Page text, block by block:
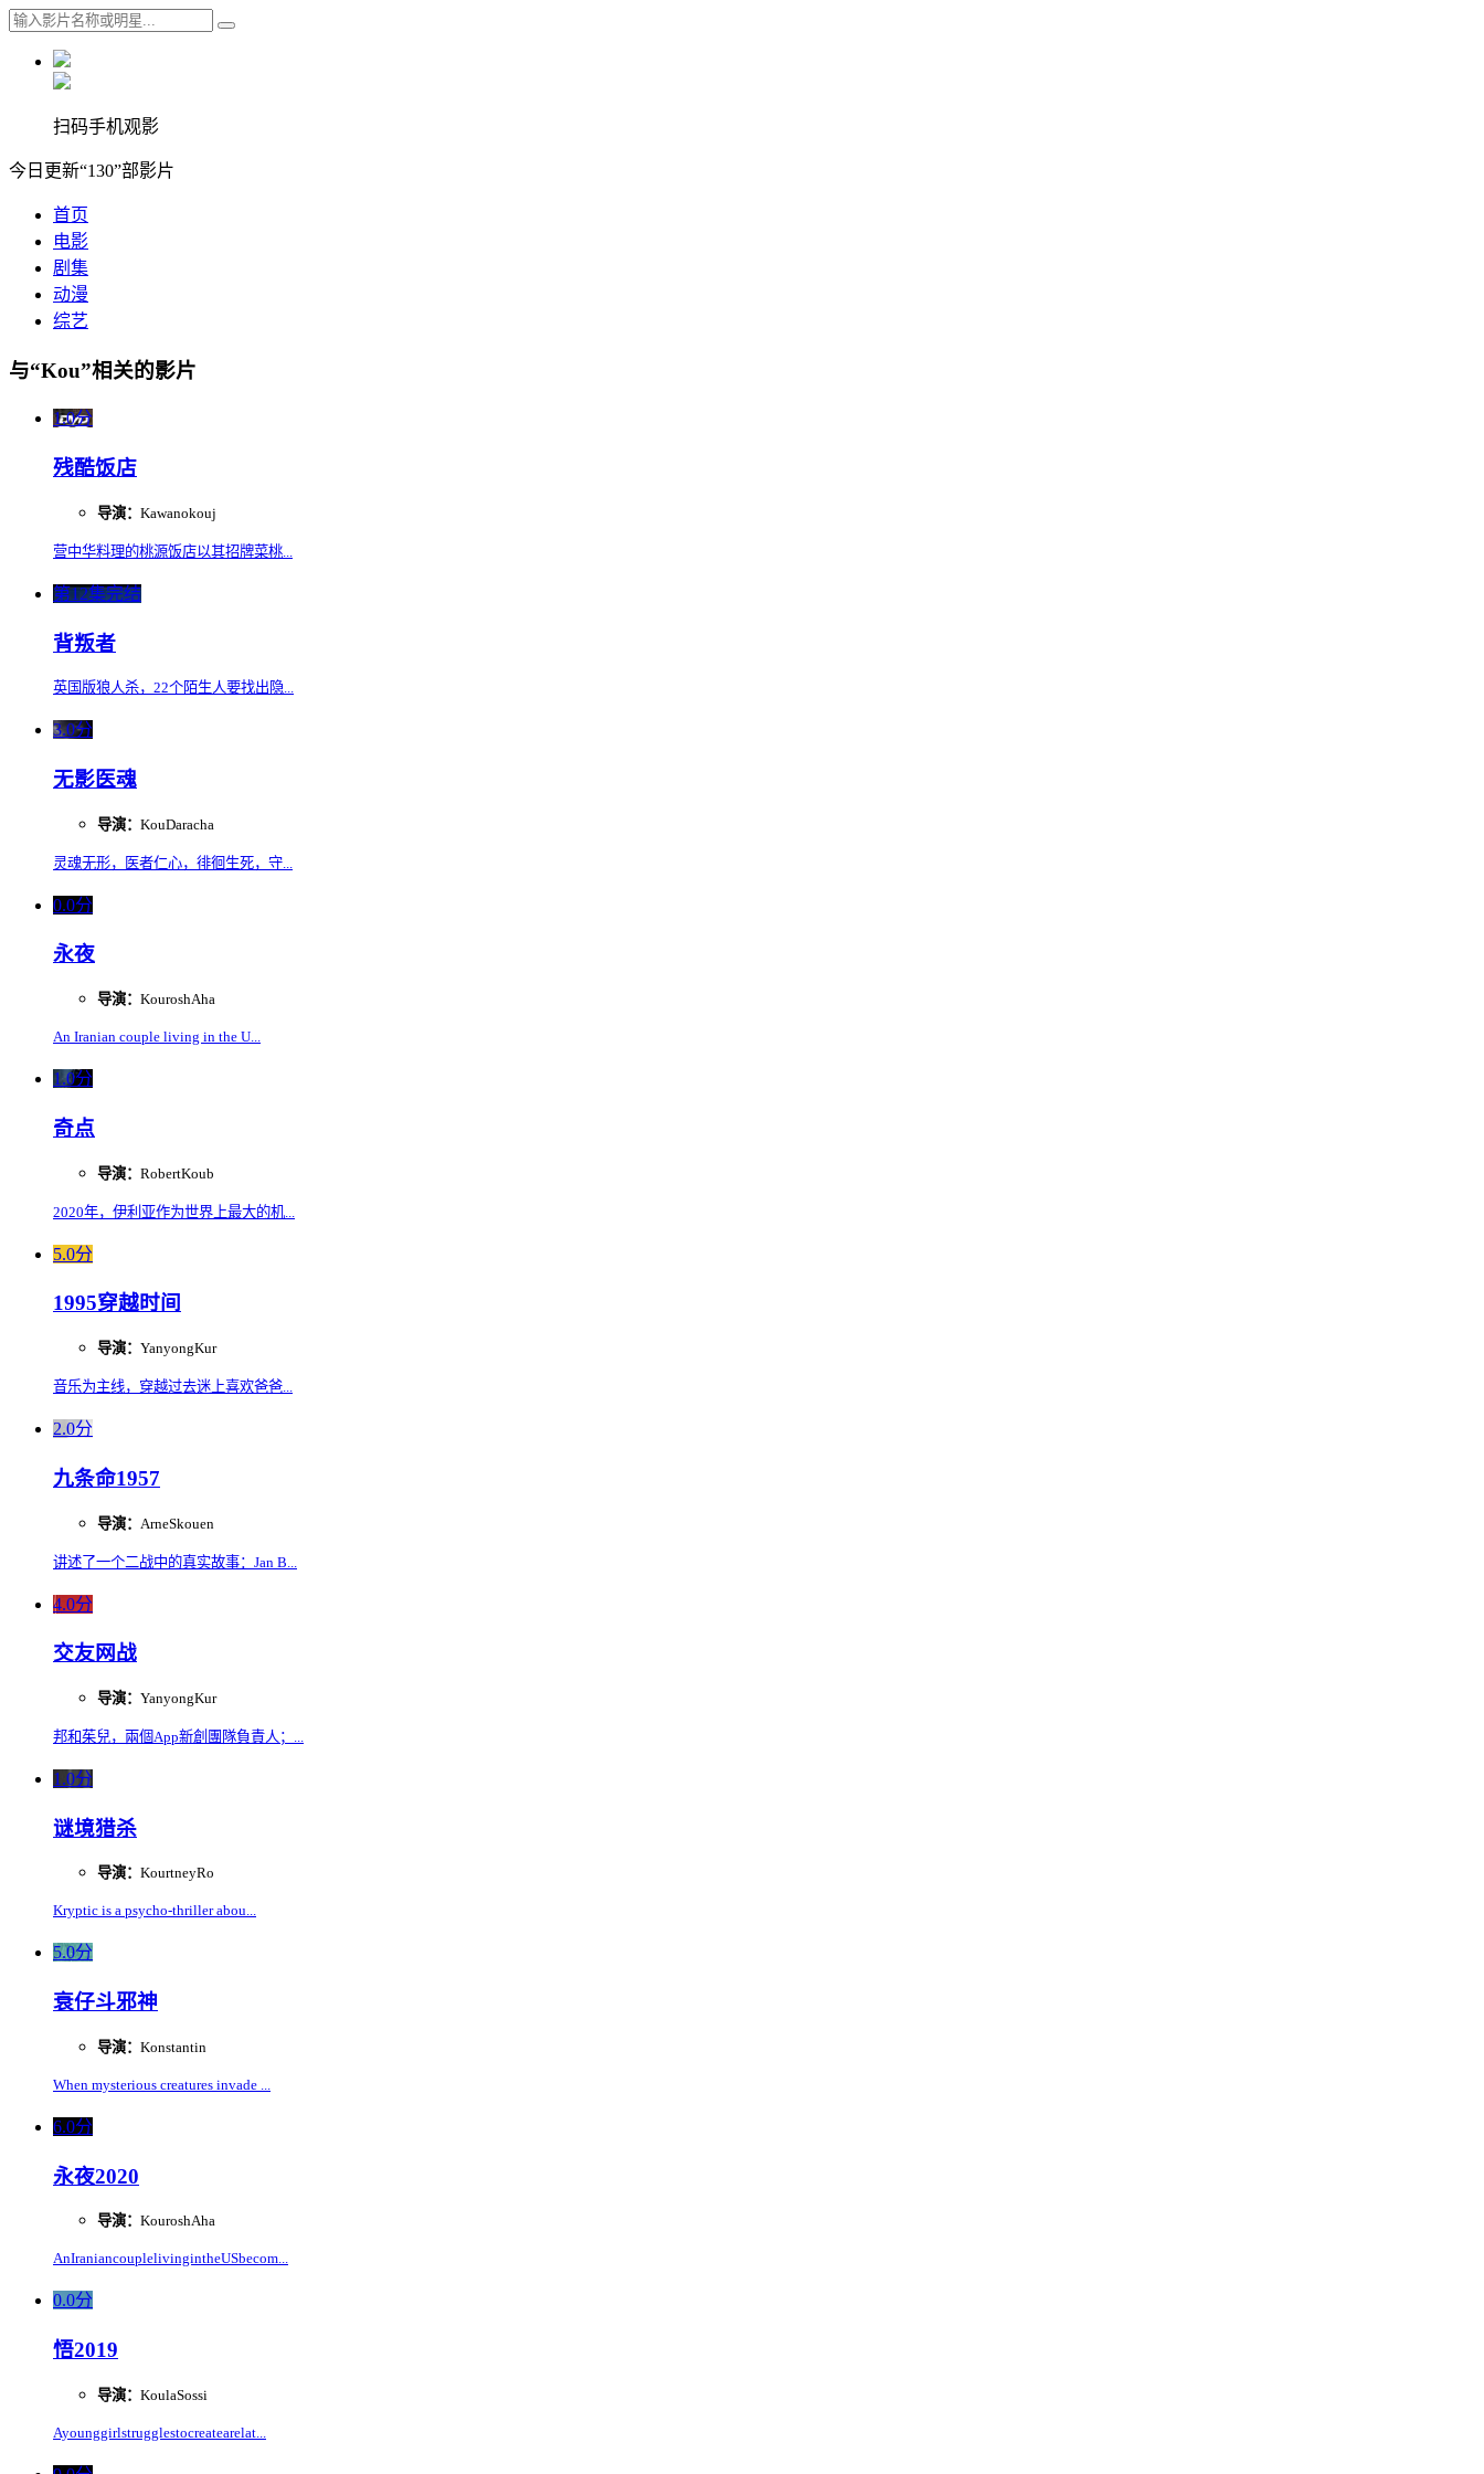
扫码手机观影
今日更新“130”部影片
首页
电影
剧集
动漫
综艺
与“Kou”相关的影片
1.0分
残酷饭店
导演： Kawanokouj
营中华料理的桃源饭店以其招牌菜桃...
第12集完结
背叛者
英国版狼人杀，22个陌生人要找出隐...
3.0分
无影医魂
导演： KouDaracha
灵魂无形，医者仁心，徘徊生死，守...
0.0分
永夜
导演： KouroshAha
An Iranian couple living in the U...
1.0分
奇点
导演： RobertKoub
2020年，伊利亚作为世界上最大的机...
5.0分
1995穿越时间
导演： YanyongKur
音乐为主线，穿越过去迷上喜欢爸爸...
2.0分
九条命1957
导演： ArneSkouen
讲述了一个二战中的真实故事：Jan B...
4.0分
交友网战
导演： YanyongKur
邦和茱兒，兩個App新創團隊負責人；...
1.0分
谜境猎杀
导演： KourtneyRo
Kryptic is a psycho-thriller abou...
5.0分
衰仔斗邪神
导演： Konstantin
When mysterious creatures invade ...
6.0分
永夜2020
导演： KouroshAha
AnIraniancouplelivingintheUSbecom...
0.0分
悟2019
导演： KoulaSossi
Ayounggirlstrugglestocreatearelat...